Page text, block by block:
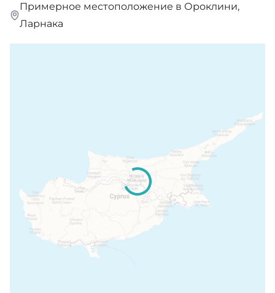
Примерное местоположение в Ороклини,
Ларнака